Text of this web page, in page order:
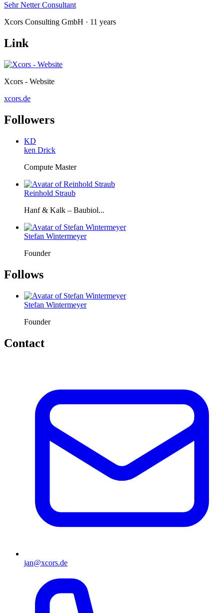
Sehr Netter Consultant
Xcors Consulting GmbH · 11 years
Link
Xcors - Website
xcors.de
Followers
KD
ken Drick
Compute Master
Reinhold Straub
Hanf & Kalk – Baubiol...
Stefan Wintermeyer
Founder
Follows
Stefan Wintermeyer
Founder
Contact
jan@xcors.de